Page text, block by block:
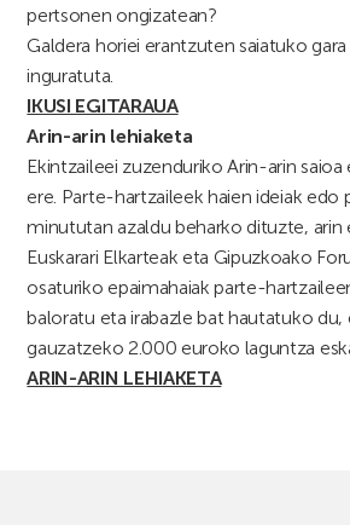
pertsonen ongizatean?
Galdera horiei erantzuten saiatuko
inguratuta.
IKUSI EGITARAUA
Arin-arin lehiaketa
Ekintzaileei zuzenduriko Arin-arin
ere. Parte-hartzaileek haien ideiak edo
minututan azaldu beharko dituzte, arin
Euskarari Elkarteak eta Gipuzkoako
osaturiko epaimahaiak parte-
baloratu eta irabazle bat hautatuko du,
gauzatzeko 2.000 euroko laguntza
ARIN-ARIN LEHIAKETA